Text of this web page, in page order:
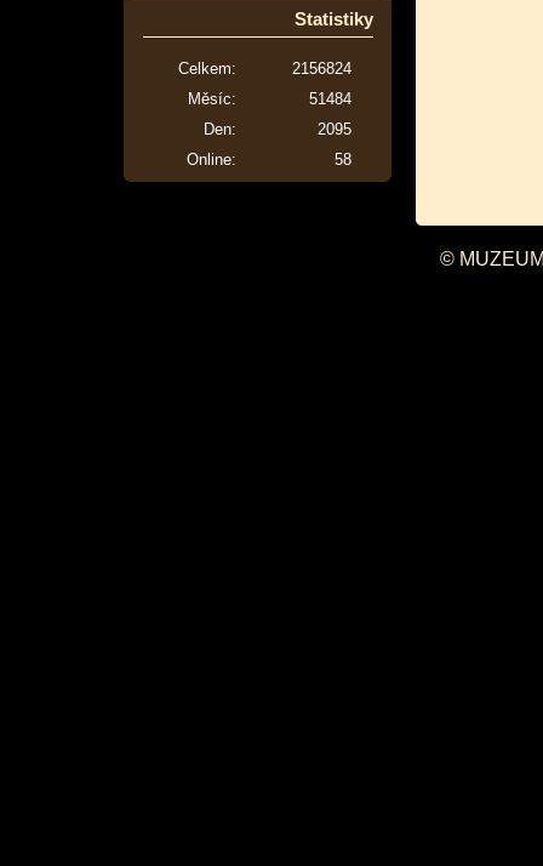
Statistiky
Online: 58
Celkem:
2156824
Měsíc:
51484
Den:
2095
©